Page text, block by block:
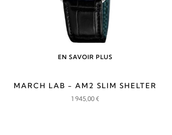
EN SAVOIR PLUS
MARCH LAB - AM2 SLIM SHELTER
1 945,00€